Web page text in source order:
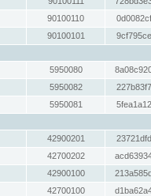
90100110
90100101
5950080
5950082
5950081
42900201
42700202
42900100
42700100